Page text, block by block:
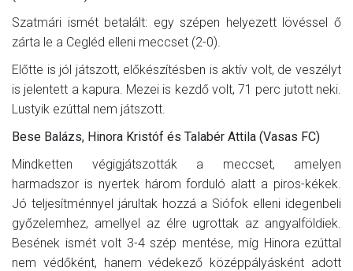
Szatmári ismét betalált: egy szépen helyezett lövéssel ő
zárta le a Cegléd elleni meccset (2-0).
Előtte is jól játszott, előkészítésben is aktív volt, de veszélyt
is jelentett a kapura. Mezei is kezdő volt, 71 perc jutott neki.
Lustyik ezúttal nem játszott.
Bese Balázs, Hinora Kristóf és Talabér Attila (Vasas FC)
Mindketten végigjátszották a meccset, amelyen
harmadszor is nyertek három forduló alatt a piros-kékek.
Jó teljesítménnyel járultak hozzá a Siófok elleni idegenbeli
győzelemhez, amellyel az élre ugrottak az angyalföldiek.
Besének ismét volt 3-4 szép mentése, míg Hinora ezúttal
nem védőként, hanem védekező középpályásként adott